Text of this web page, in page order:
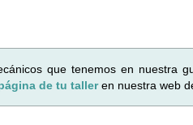
que tenemos en nuestra
de tu talleren nuestra web